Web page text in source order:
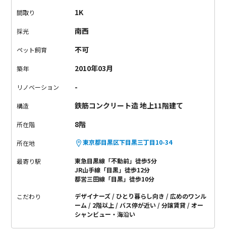
間取り 1K
採光 南西
ペット飼育 不可
築年 2010年03月
リノベーション -
構造 鉄筋コンクリート造 地上11階建て
所在階 8階
所在地 東京都目黒区下目黒三丁目10-34
最寄り駅
東急目黒線「不動前」徒歩5分
JR山手線「目黒」徒歩12分
都営三田線「目黒」徒歩10分
こだわり デザイナーズ ひとり暮らし向き
広めのワンル
ーム
2階以上 バス停が近い 分譲賃貸
オー
シャンビュー・海沿い